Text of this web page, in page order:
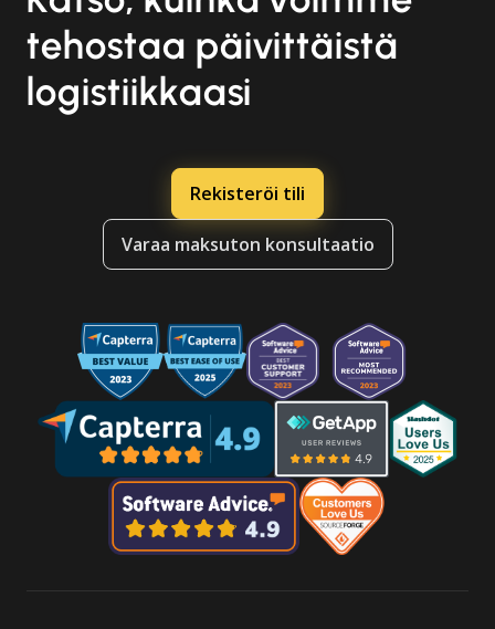
tehostaa päivittäistä
logistiikkaasi
Rekisteröi tili
Varaa maksuton konsultaatio